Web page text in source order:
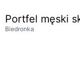
Portfel męski
Biedronka